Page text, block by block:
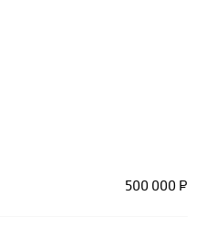
500 000 ₽